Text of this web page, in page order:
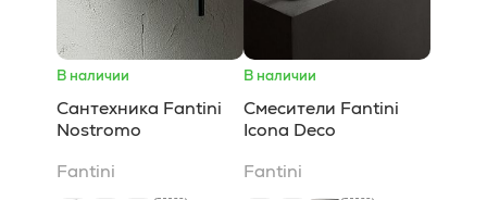
В наличии
Сантехника Fantini
Nostromo
Fantini
В наличии
Смесители Fantini
Icona Deco
Fantini